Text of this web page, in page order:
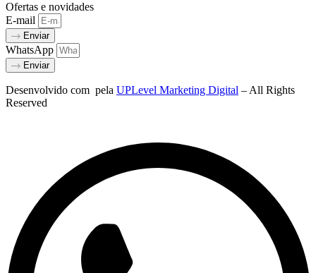
Ofertas e novidades
E-mail
Enviar
WhatsApp
Enviar
Desenvolvido com pela UPLevel Marketing Digital – All Rights
Reserved